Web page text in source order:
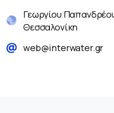
Γεωργίου
Θεσσαλονίκη
web@interwater.gr